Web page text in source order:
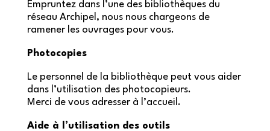
Empruntez dans l’une des bibliothèques du
réseau Archipel, nous nous chargeons de
ramener les ouvrages pour vous.
Photocopies
Le personnel de la bibliothèque peut vous aider
dans l’utilisation des photocopieurs.
Merci de vous adresser à l’accueil.
Aide à l’utilisation des outils